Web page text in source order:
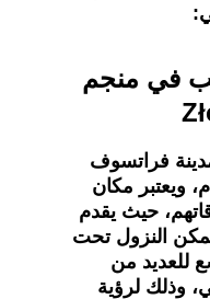
في منجم
فراتسوف
عمره نحو 1000 عام، ويعتبر مكان
حيث يقدم
النزول تحت
للعديد من
وذلك لرؤية